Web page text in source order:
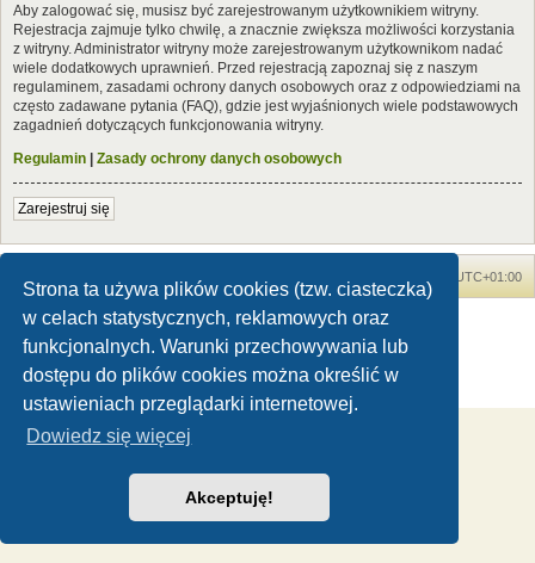
Strona ta używa plików cookies (tzw. ciasteczka)
w celach statystycznych, reklamowych oraz
funkcjonalnych. Warunki przechowywania lub
dostępu do plików cookies można określić w
ustawieniach przeglądarki internetowej.
Dowiedz się więcej
Akceptuję!
Aby zalogować się, musisz być zarejestrowanym użytkownikiem witryny.
Rejestracja zajmuje tylko chwilę, a znacznie zwiększa możliwości korzystania
z witryny. Administrator witryny może zarejestrowanym użytkownikom nadać
wiele dodatkowych uprawnień. Przed rejestracją zapoznaj się z naszym
regulaminem, zasadami ochrony danych osobowych oraz z odpowiedziami na
często zadawane pytania (FAQ), gdzie jest wyjaśnionych wiele podstawowych
zagadnień dotyczących funkcjonowania witryny.
Regulamin | Zasady ochrony danych osobowych
Zarejestruj się
UTC+01:00
Dinozaury.com© 2006-2020
Technologię dostarczaphpBB® Forum Software © phpBB Limited
Zasady ochrony danych osobowych|Regulamin